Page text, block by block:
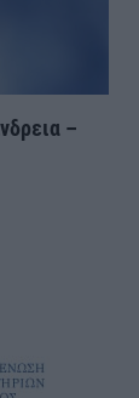
–